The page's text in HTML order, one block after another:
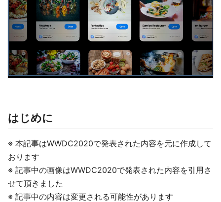
はじめに
※ 本記事はWWDC2020で発表された内容を元に作成して
おります
※ 記事中の画像はWWDC2020で発表された内容を引用さ
せて頂きました
※ 記事中の内容は変更される可能性があります